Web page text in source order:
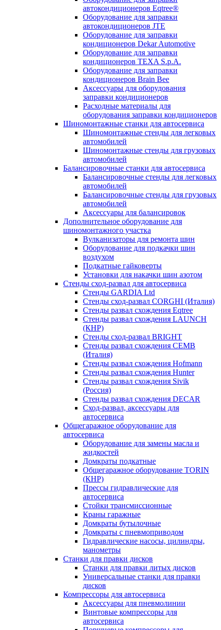
автокондиционеров Eqtree®
Оборудование для заправки
автокондиционеров JTE
Оборудование для заправки
кондиционеров Dekar Automotive
Оборудование для заправки
кондиционеров TEXA S.p.A.
Оборудование для заправки
кондиционеров Brain Bee
Аксессуары для оборудования
заправки кондиционеров
Расходные материалы для
оборудования заправки кондиционеров
Шиномонтажные станки для автосервиса
Шиномонтажные стенды для легковых
автомобилей
Шиномонтажные стенды для грузовых
автомобилей
Балансировочные станки для автосервиса
Балансировочные стенды для легковых
автомобилей
Балансировочные стенды для грузовых
автомобилей
Аксессуары для балансировок
Дополнительное оборудование для
шиномонтажного участка
Вулканизаторы для ремонта шин
Оборудование для подкачки шин
воздухом
Подкатные гайковерты
Установки для накачки шин азотом
Стенды сход-развал для автосервиса
Стенды GARDIA Ltd
Стенды сход-развал CORGHI (Италия)
Стенды развал схождения Eqtree
Стенды развал схождения LAUNCH
(КНР)
Стенды сход-развал BRIGHT
Стенды развал схождения CEMB
(Италия)
Стенды развал схождения Hofmann
Стенды развал схождения Hunter
Стенды развал схождения Sivik
(Россия)
Стенды развал схождения DECAR
Сход-развал, аксессуары для
автосервиса
Общегаражное оборудование для
автосервиса
Оборудование для замены масла и
жидкостей
Домкраты подкатные
Общегаражное оборудование TORIN
(КНР)
Прессы гидравлические для
автосервиса
Стойки трансмиссионные
Краны гаражные
Домкраты бутылочные
Домкраты с пневмоприводом
Гидравлические насосы, цилиндры,
манометры
Станки для правки дисков
Станки для правки литых дисков
Универсальные станки для правки
дисков
Компрессоры для автосервиса
Аксессуары для пневмолинии
Винтовые компрессоры для
автосервиса